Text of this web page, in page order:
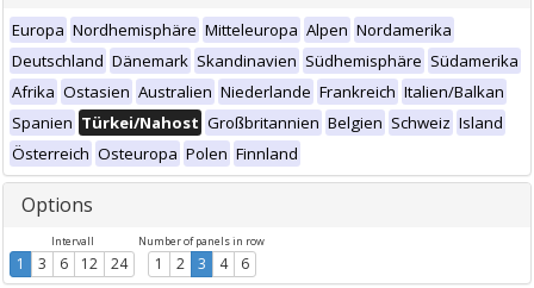
Europa Nordhemisphäre Mitteleuropa Alpen Nordamerika
Deutschland Dänemark Skandinavien Südhemisphäre Südamerika
Afrika Ostasien Australien Niederlande Frankreich Italien/Balkan
Spanien Türkei/Nahost Großbritannien Belgien Schweiz Island
Österreich Osteuropa Polen Finnland
Options
Intervall
1 3 6 12 24
Number of panels in row
1 2 3 4 6